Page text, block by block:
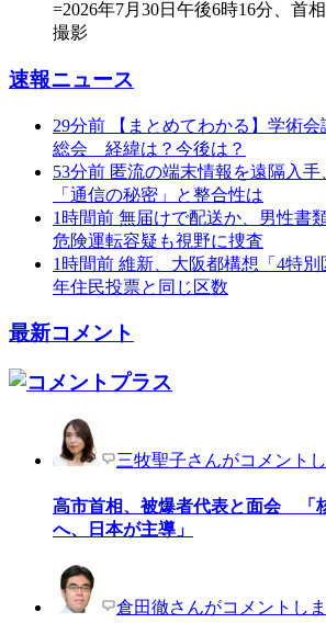
速報ニュース
29分前
【まとめてわかる】学術
総会 経緯は？今後は？
53分前 匿流の端末情報を遠隔入
「通信の秘密」と整合性は
1時間前 無届けで配送か、男性書
危険運転容疑も視野に捜査
1時間前 維新、大阪都構想「4特
年住民投票と同じ区数
最新コメント
三牧聖子さんがコメント
高市首相、被爆者代表と面会 「
へ、日本が主導」
倉田徹さんがコメントし